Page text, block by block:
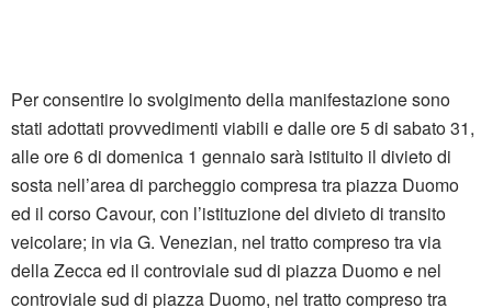
Per consentire lo svolgimento della manifestazione sono
stati adottati provvedimenti viabili e dalle ore 5 di sabato 31,
alle ore 6 di domenica 1 gennaio sarà istituito il divieto di
sosta nell’area di parcheggio compresa tra piazza Duomo
ed il corso Cavour, con l’istituzione del divieto di transito
veicolare; in via G. Venezian, nel tratto compreso tra via
della Zecca ed il controviale sud di piazza Duomo e nel
controviale sud di piazza Duomo, nel tratto compreso tra